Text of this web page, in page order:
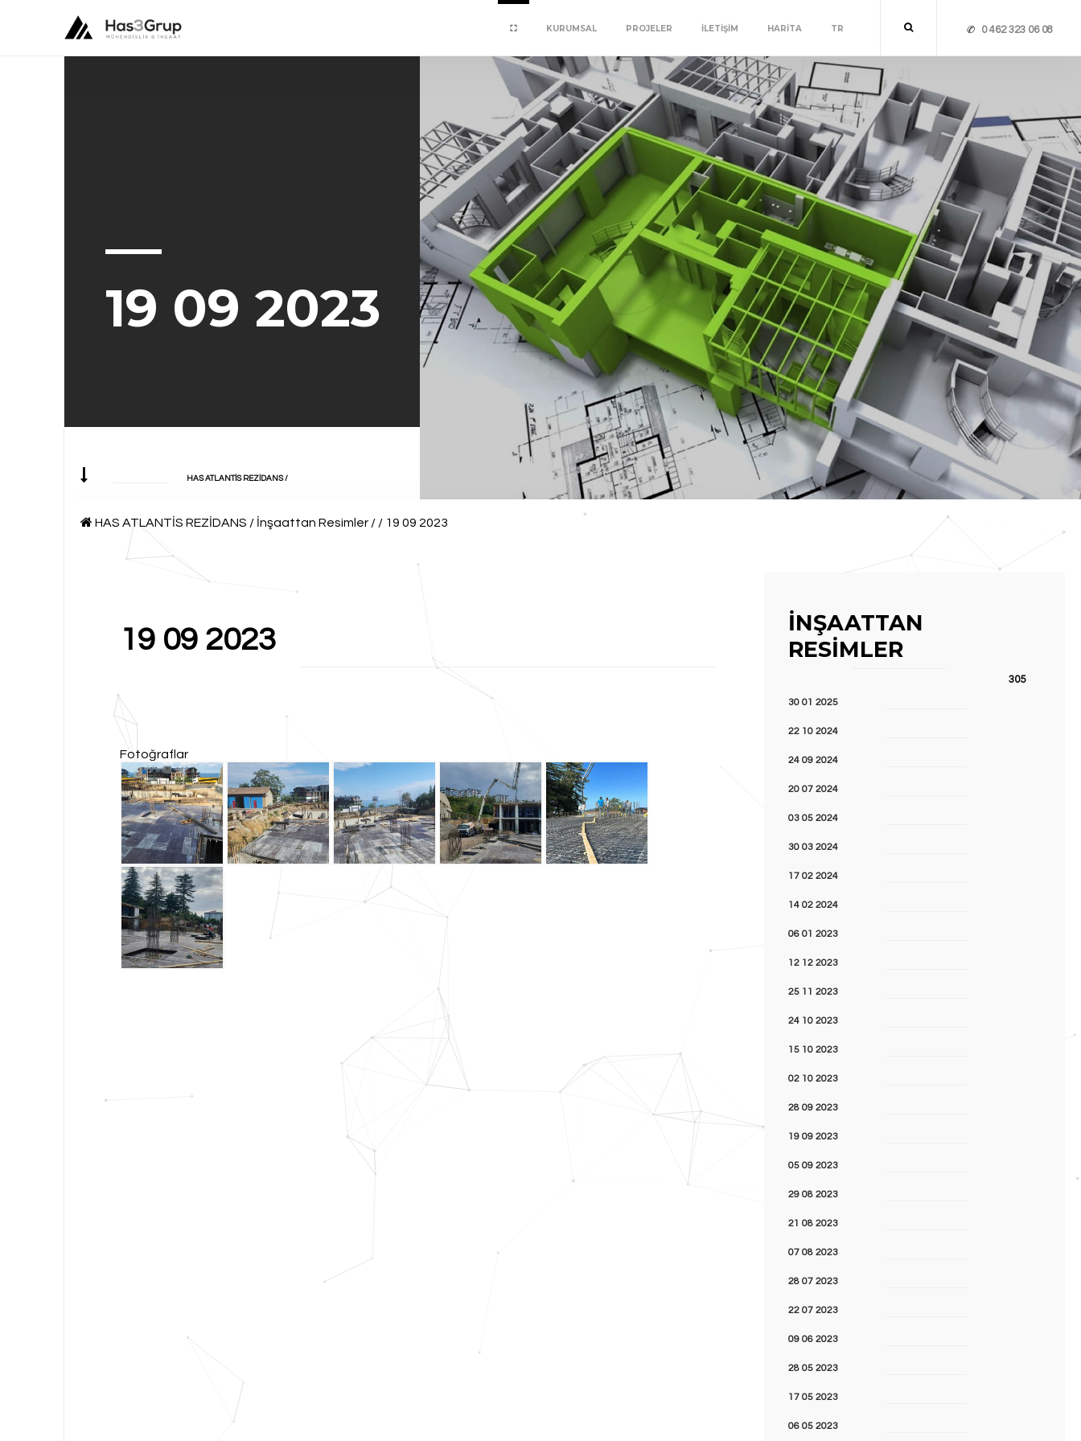
✆ 0 462 323 06 08
⛶ KURUMSAL PROJELER İLETİŞİM HARİTA TR
HAS ATLANTİS REZİDANS/
19 09 2023
HAS ATLANTİS REZİDANS / İnşaattan Resimler / / 19 09 2023
19 09 2023
Fotoğraflar
İNŞAATTAN
RESIMLER
305
30 01 2025
22 10 2024
24 09 2024
20 07 2024
03 05 2024
30 03 2024
17 02 2024
14 02 2024
06 01 2023
12 12 2023
25 11 2023
24 10 2023
15 10 2023
02 10 2023
28 09 2023
19 09 2023
05 09 2023
29 08 2023
21 08 2023
07 08 2023
28 07 2023
22 07 2023
09 06 2023
28 05 2023
17 05 2023
06 05 2023